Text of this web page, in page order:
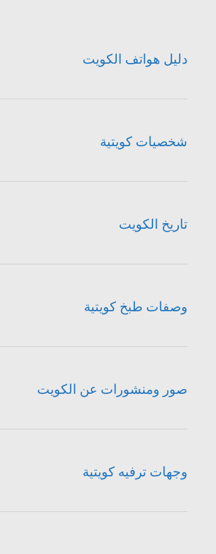
دليل هواتف الكويت
شخصيات كويتية
تاريخ الكويت
وصفات طبخ كويتية
صور ومنشورات عن الكويت
وجهات ترفيه كويتية